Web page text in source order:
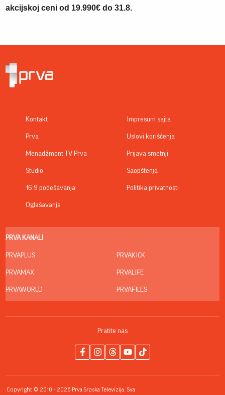
akcijskoj ceni od 19.990€ do 31.8.
Kontakt
Prva
Menadžment TV Prva
Studio
16:9 podešavanja
Oglašavanje
Impresum sajta
Uslovi korišćenja
Prijava smetnji
Saopštenja
Politika privatnosti
PRVA KANALI
PRVAPLUS
PRVAMAX
PRVAWORLD
PRVAKICK
PRVALIFE
PRVAFILES
Pratite nas
Copyright © 2010 - 2026 Prva Srpska Televizija. Sva